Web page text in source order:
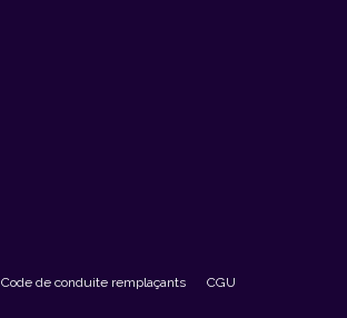
Code de conduite remplaçants CGU